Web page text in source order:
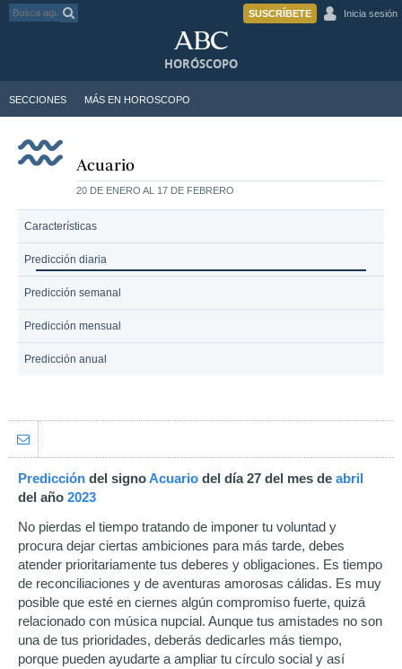
SUSCRÍBETE Inicia sesión
SECCIONES MÁS EN HOROSCOPO
HORÓSCOPO
Acuario
20 DE ENERO AL 17 DE FEBRERO
Características
Predicción diaria
Predicción semanal
Predicción mensual
Predicción anual
Predicción del signoAcuario del día 27 del mes de abril
del año 2023
No pierdas el tiempo tratando de imponer tu voluntad y
procura dejar ciertas ambiciones para más tarde, debes
atender prioritariamente tus deberes y obligaciones. Es tiempo
de reconciliaciones y de aventuras amorosas cálidas. Es muy
posible que esté en ciernes algún compromiso fuerte, quizá
relacionado con música nupcial. Aunque tus amistades no son
una de tus prioridades, deberás dedicarles más tiempo,
porque pueden ayudarte a ampliar tu círculo social y así